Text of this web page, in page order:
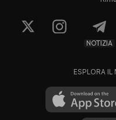
NOTIZIA
ESPLORA